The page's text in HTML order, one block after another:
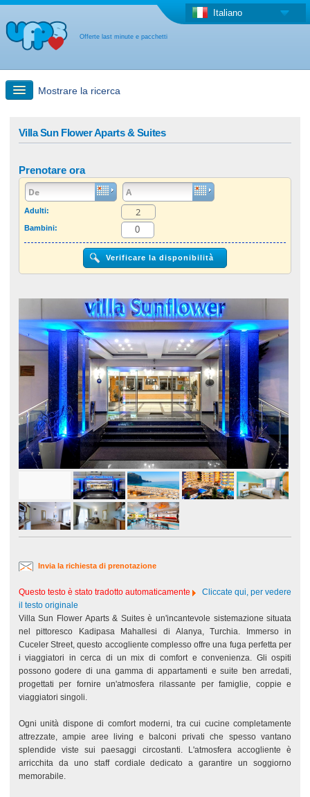
Offerte last minute e pacchetti
Italiano
Mostrare la ricerca
Offerta last minute + Offerta forfettaria
Altro paese
Villa Sun Flower Aparts & Suites
Prenotare ora
Adulti:
Bambini:
Invia la richiesta di prenotazione
Questo testo è stato tradotto automaticamente
Cliccate qui, per vedere
il testo originale
Villa Sun Flower Aparts & Suites è un'incantevole sistemazione situata
nel pittoresco Kadipasa Mahallesi di Alanya, Turchia. Immerso in
Cuceler Street, questo accogliente complesso offre una fuga perfetta per
i viaggiatori in cerca di un mix di comfort e convenienza. Gli ospiti
possono godere di una gamma di appartamenti e suite ben arredati,
progettati per fornire un'atmosfera rilassante per famiglie, coppie e
viaggiatori singoli.
Ogni unità dispone di comfort moderni, tra cui cucine completamente
attrezzate, ampie aree living e balconi privati che spesso vantano
splendide viste sui paesaggi circostanti. L'atmosfera accogliente è
arricchita da uno staff cordiale dedicato a garantire un soggiorno
memorabile.